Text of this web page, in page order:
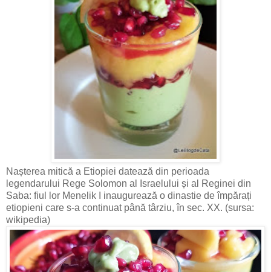
Nașterea mitică a Etiopiei datează din perioada
legendarului Rege Solomon al Israelului și al Reginei din
Saba: fiul lor Menelik I inaugurează o dinastie de împărați
etiopieni care s-a continuat până târziu, în sec. XX. (sursa:
wikipedia)